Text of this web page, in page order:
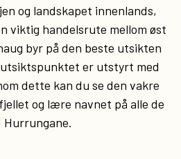
og landskapet innenlands,
viktig handelsrute mellom øst
byr på den beste utsikten
utsiktspunktet er utstyrt med
dette kan du se den vakre
og lære navnet på alle de